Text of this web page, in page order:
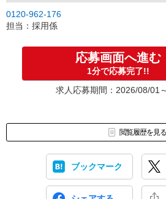
0120-962-176
担当：採用係
応募画面へ進む
1分で応募完了!!
求人応募期間：2026/08/01
閲覧履歴を見る
ブックマーク